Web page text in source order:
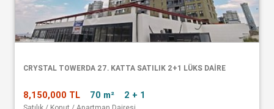
CRYSTAL TOWERDA 27. KATTA SATILIK 2+1 LÜKS DAİRE
8,150,000 TL 70 m² 2 + 1